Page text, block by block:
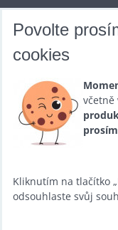
DALŠÍ
Půjčovna
Promotéři
Kurzy a setkání
Velkoobchod
Nabídka práce
Povolte
cookies
včetně
Kliknutím na tlačítko „
odsouhlaste svůj